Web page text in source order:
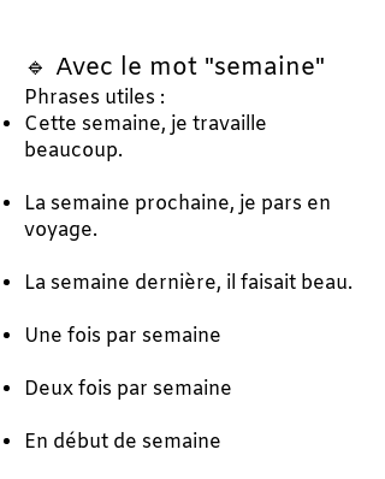
🔹 Avec le mot "semaine"
Phrases utiles :
Cette semaine, je travaille
beaucoup.
La semaine prochaine, je pars en
voyage.
La semaine dernière, il faisait beau.
Une fois par semaine
Deux fois par semaine
En début de semaine